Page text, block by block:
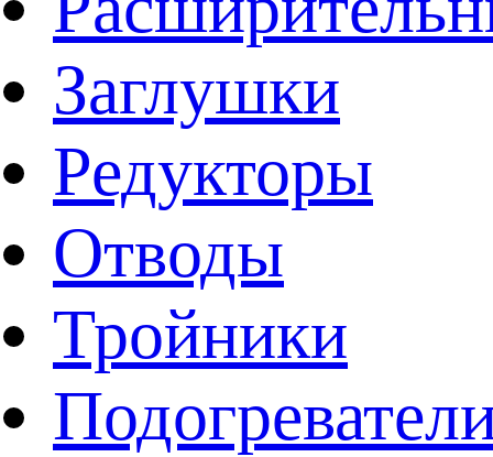
Заглушки
Редукторы
Отводы
Тройники